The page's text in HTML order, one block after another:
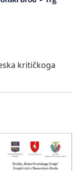
kritičkoga